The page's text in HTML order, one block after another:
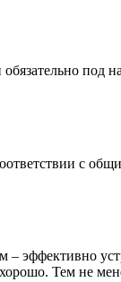
обязательно
с
– эффективно
Тем не